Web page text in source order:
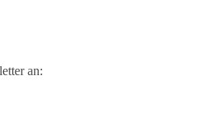
an: